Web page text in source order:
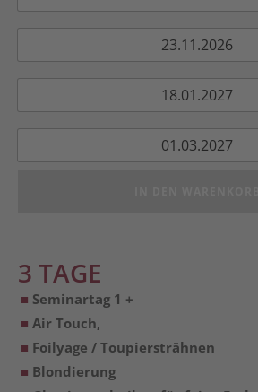
23.11.2026
18.01.2027
01.03.2027
3 TAGE
Seminartag 1 +
Air Touch,
Foilyage / Toupiersträhnen
Blondierung